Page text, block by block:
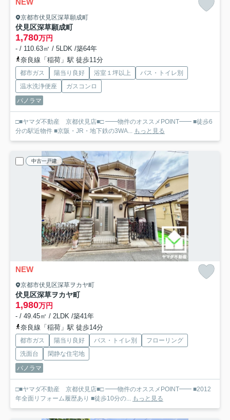
NEW
京都市伏見区深草願成町
伏見区深草願成町
1,780万円
- / 110.63㎡ / 5LDK /築64年
奈良線「稲荷」駅 徒歩11分
都市ガス 陽当り良好 浴室１坪以上
バス・トイレ別
温水洗浄便座
ガスコンロ
パノラマ
□■ヤマダ不動産 京都伏見店■□ ━━物件のオススメPOINT━━ ■徒歩6
分の駅近物件 ■京阪・JR・地下鉄の3WA... もっと見る
中古一戸建
NEW
京都市伏見区深草ヲカヤ町
伏見区深草ヲカヤ町
1,980万円
- / 49.45㎡ / 2LDK /築41年
奈良線「稲荷」駅 徒歩14分
都市ガス 陽当り良好 バス・トイレ別
フローリング
洗面台
閑静な住宅地
パノラマ
□■ヤマダ不動産 京都伏見店■□ ━━物件のオススメPOINT━━ ■2012
年全面リフォーム履歴あり ■徒歩10分の... もっと見る